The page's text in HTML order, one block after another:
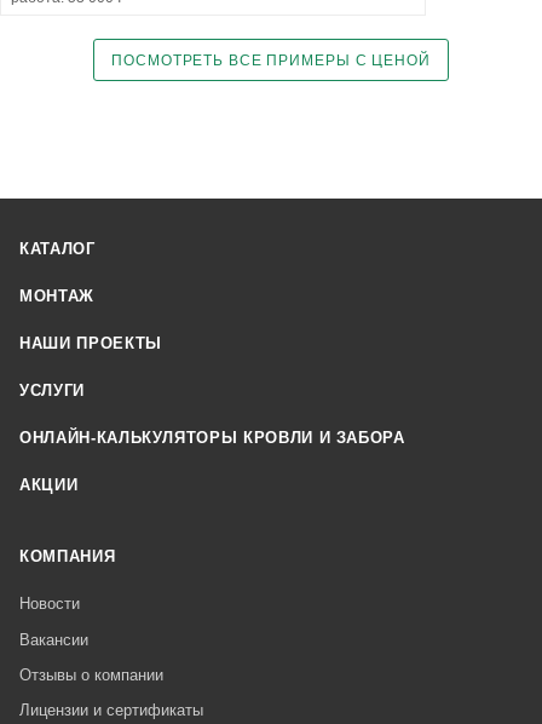
ПОСМОТРЕТЬ ВСЕ ПРИМЕРЫ С ЦЕНОЙ
КАТАЛОГ
МОНТАЖ
НАШИ ПРОЕКТЫ
УСЛУГИ
ОНЛАЙН-КАЛЬКУЛЯТОРЫ КРОВЛИ И ЗАБОРА
АКЦИИ
КОМПАНИЯ
Новости
Вакансии
Отзывы о компании
Лицензии и сертификаты